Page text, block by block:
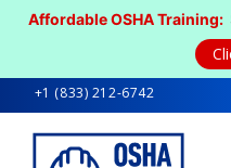
Affordable OSHA Training:
+1 (833) 212-6742